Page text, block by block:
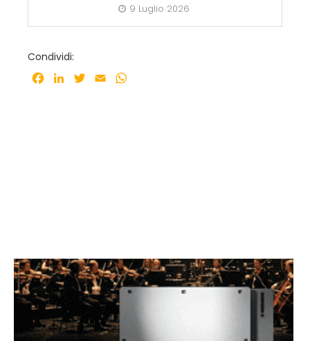
9 Luglio 2026
Condividi:
Facebook
LinkedInTwitter
Email